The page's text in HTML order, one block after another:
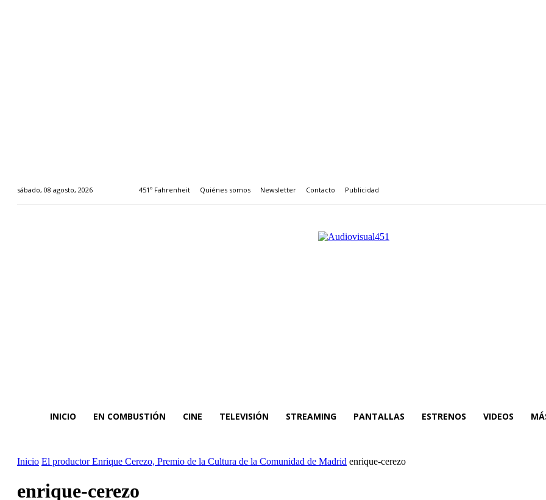
sábado, 08 agosto, 2026 451º Fahrenheit Quiénes somos Newsletter Contacto Publicidad
INICIO EN COMBUSTIÓN CINE TELEVISIÓN STREAMING PANTALLAS ESTRENOS VIDEOS
Inicio El productor Enrique Cerezo, Premio de la Cultura de la Comunidad de Madrid enrique-cerezo
enrique-cerezo